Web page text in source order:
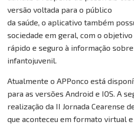
versão voltada para o público
da saúde, o aplicativo também
sociedade em geral, com o
rápido e seguro à informação
infantojuvenil.
Atualmente o APPonco está
para as versões Android e IOS. A
realização da II Jornada Cearense
que aconteceu em formato virtual